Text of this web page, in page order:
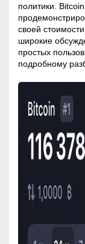
политики.
своей
широкие
простых
подробному